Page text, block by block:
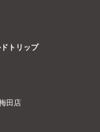
トリップ
田店